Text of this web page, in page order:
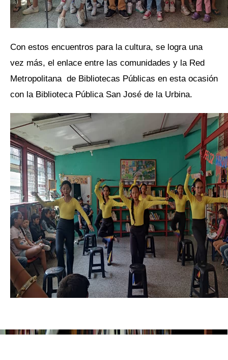
Con estos encuentros para la cultura, se logra una
vez más, el enlace entre las comunidades y la Red
Metropolitana de Bibliotecas Públicas en esta ocasión
con la Biblioteca Pública San José de la Urbina.